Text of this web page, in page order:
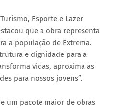
Esporte e Lazer
que a obra representa
a população de Extrema.
e dignidade para a
vidas, aproxima as
para nossos jovens”.
um pacote maior de obras